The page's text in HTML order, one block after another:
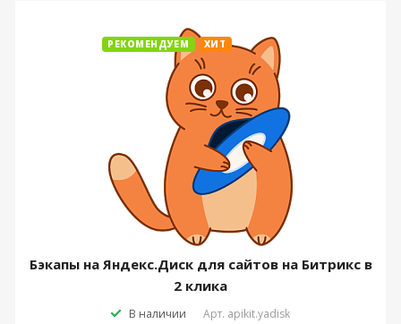
РЕКОМЕНДУЕМ ХИТ
Бэкапы на Яндекс.Диск для сайтов на Битрикс в
2 клика
В наличии Арт. apikit.yadisk